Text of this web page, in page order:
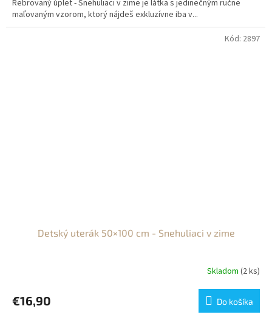
Rebrovaný úplet - Snehuliaci v zime je látka s jedinečným ručne
maľovaným vzorom, ktorý nájdeš exkluzívne iba v...
Detský uterák 50×100 cm - Snehuliaci v zime
Skladom (2 ks)
€16,90 Do košíka
Kód: 2897